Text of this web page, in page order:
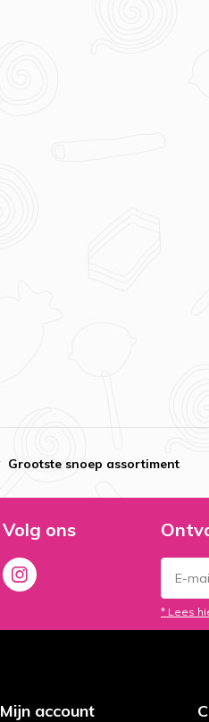
Grootste snoep assortiment
Volg ons
* Lees
Mijn account